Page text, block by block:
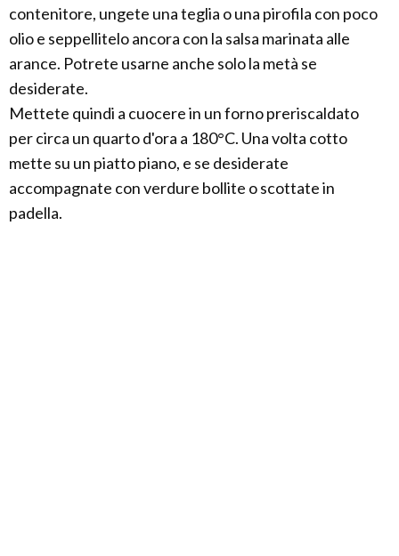
contenitore, ungete una teglia o una pirofila con poco
olio e seppellitelo ancora con la salsa marinata alle
arance. Potrete usarne anche solo la metà se
desiderate.
Mettete quindi a cuocere in un forno preriscaldato
per circa un quarto d'ora a 180°C. Una volta cotto
mette su un piatto piano, e se desiderate
accompagnate con verdure bollite o scottate in
padella.